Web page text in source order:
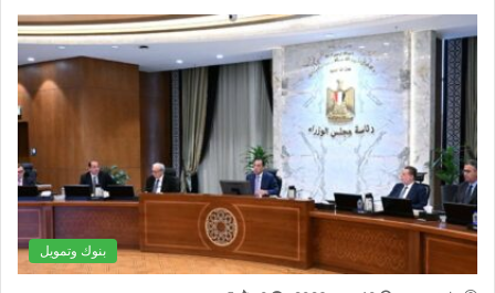
بنوك وتمويل